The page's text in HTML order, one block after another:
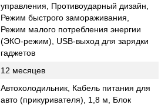
управления, Противоударный дизайн,
Режим быстрого замораживания,
Режим малого потребления энергии
(ЭКО-режим), USB-выход для зарядки
гаджетов
12 месяцев
Автохолодильник, Кабель питания для
авто (прикуривателя), 1,8 м, Блок